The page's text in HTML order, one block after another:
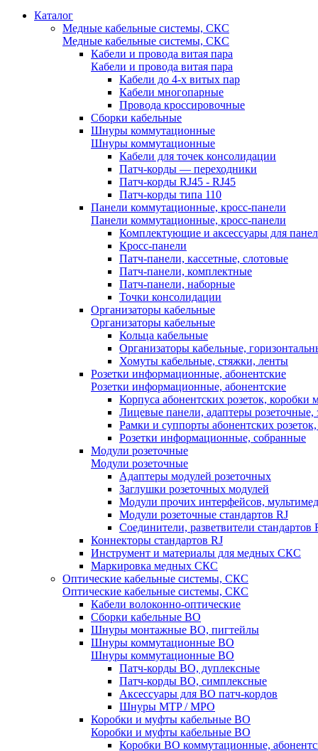
Каталог
Медные кабельные системы, СКС
Медные кабельные системы, СКС
Кабели и провода витая пара
Кабели и провода витая пара
Кабели до 4-х витых пар
Кабели многопарные
Провода кроссировочные
Сборки кабельные
Шнуры коммутационные
Шнуры коммутационные
Кабели для точек консолидации
Патч-корды — переходники
Патч-корды RJ45 - RJ45
Патч-корды типа 110
Панели коммутационные, кросс-панели
Панели коммутационные, кросс-панели
Комплектующие и аксессуары для
Кросс-панели
Патч-панели, кассетные, слотовые
Патч-панели, комплектные
Патч-панели, наборные
Точки консолидации
Организаторы кабельные
Организаторы кабельные
Кольца кабельные
Организаторы кабельные,
Хомуты кабельные, стяжки, ленты
Розетки информационные, абонентские
Розетки информационные, абонентские
Корпуса абонентских розеток, коробки
Лицевые панели, адаптеры розеточные,
Рамки и суппорты абонентских
Розетки информационные, собранные
Модули розеточные
Модули розеточные
Адаптеры модулей розеточных
Заглушки розеточных модулей
Модули прочих интерфейсов,
Модули розеточные стандартов RJ
Соединители, разветвители стандартов
Коннекторы стандартов RJ
Инструмент и материалы для медных СКС
Маркировка медных СКС
Оптические кабельные системы, СКС
Оптические кабельные системы, СКС
Кабели волоконно-оптические
Сборки кабельные ВО
Шнуры монтажные ВО, пигтейлы
Шнуры коммутационные ВО
Шнуры коммутационные ВО
Патч-корды ВО, дуплексные
Патч-корды ВО, симплексные
Аксессуары для ВО патч-кордов
Шнуры MTP / MPO
Коробки и муфты кабельные ВО
Коробки и муфты кабельные ВО
Коробки ВО коммутационные,